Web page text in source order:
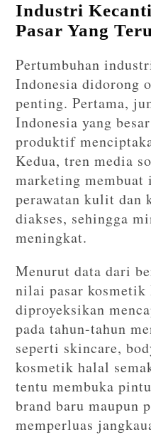
Industri
Pasar Yang
Pertumbuhan
Indonesia didorong
penting. Pertama,
Indonesia yang
produktif
Kedua, tren media
marketing membuat
perawatan kulit dan
diakses, sehingga
meningkat.
Menurut data dari
nilai pasar kosmetik
diproyeksikan
pada tahun-tahun
seperti skincare,
kosmetik halal
tentu membuka
brand baru maupun
memperluas